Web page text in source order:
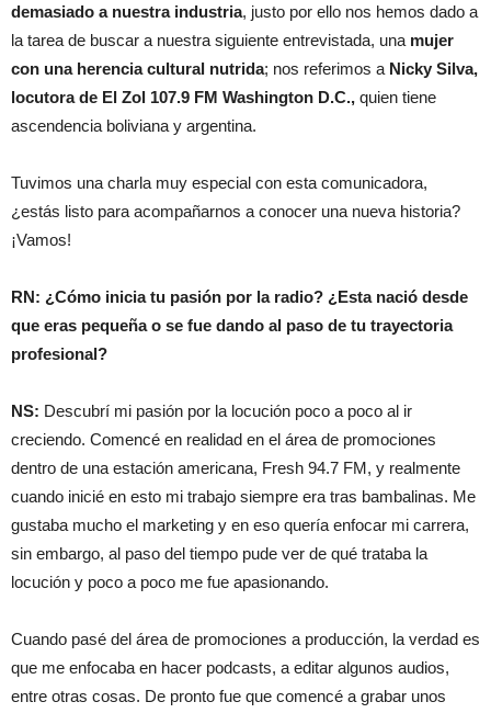
demasiado a nuestra industria, justo por ello nos hemos dado a
la tarea de buscar a nuestra siguiente entrevistada, una mujer
con una herencia cultural nutrida; nos referimos a Nicky Silva,
locutora de El Zol 107.9 FM Washington D.C., quien tiene
ascendencia boliviana y argentina.
Tuvimos una charla muy especial con esta comunicadora,
¿estás listo para acompañarnos a conocer una nueva historia?
¡Vamos!
RN: ¿Cómo inicia tu pasión por la radio? ¿Esta nació desde
que eras pequeña o se fue dando al paso de tu trayectoria
profesional?
NS: Descubrí mi pasión por la locución poco a poco al ir
creciendo. Comencé en realidad en el área de promociones
dentro de una estación americana, Fresh 94.7 FM, y realmente
cuando inicié en esto mi trabajo siempre era tras bambalinas. Me
gustaba mucho el marketing y en eso quería enfocar mi carrera,
sin embargo, al paso del tiempo pude ver de qué trataba la
locución y poco a poco me fue apasionando.
Cuando pasé del área de promociones a producción, la verdad es
que me enfocaba en hacer podcasts, a editar algunos audios,
entre otras cosas. De pronto fue que comencé a grabar unos